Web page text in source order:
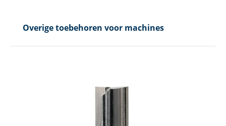
Overige toebehoren voor machines